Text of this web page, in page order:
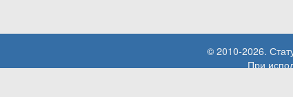
© 2010-2026.
При